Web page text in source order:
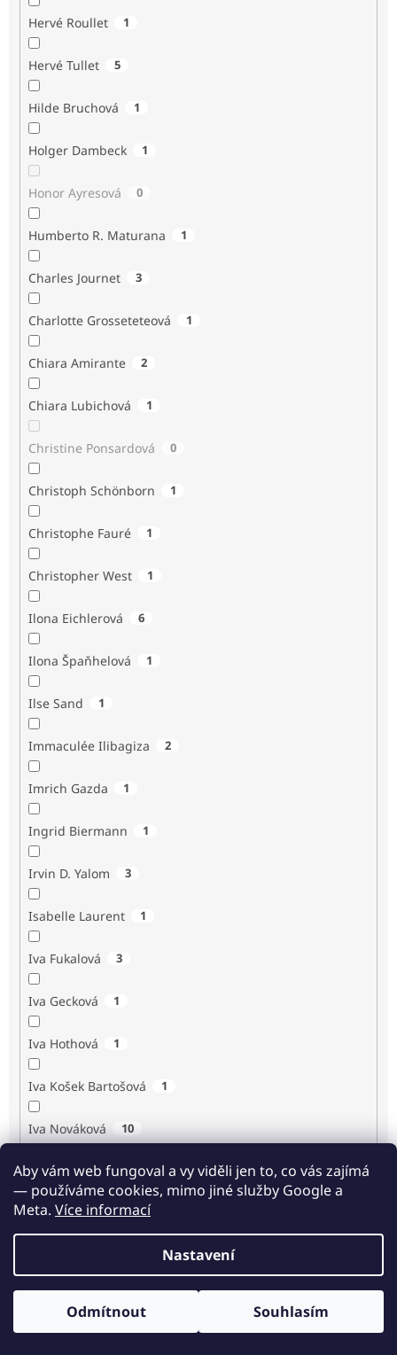
Aby vám web fungoval a vy viděli jen to, co vás zajímá
— používáme cookies, mimo jiné služby Google a
Meta. Více informací
Nastavení
Odmítnout Souhlasím
Hervé Roullet 1
Hervé Tullet 5
Hilde Bruchová 1
Holger Dambeck 1
Honor Ayresová 0
Humberto R. Maturana 1
Charles Journet 3
Charlotte Grosseteteová 1
Chiara Amirante 2
Chiara Lubichová 1
Christine Ponsardová 0
Christoph Schönborn 1
Christophe Fauré 1
Christopher West 1
Ilona Eichlerová 6
Ilona Špaňhelová 1
Ilse Sand 1
Immaculée Ilibagiza 2
Imrich Gazda 1
Ingrid Biermann 1
Irvin D. Yalom 3
Isabelle Laurent 1
Iva Fukalová 3
Iva Gecková 1
Iva Hothová 1
Iva Košek Bartošová 1
Iva Nováková 10
Iva Procházková 1
Ivan Renč 1
Odběr novinek